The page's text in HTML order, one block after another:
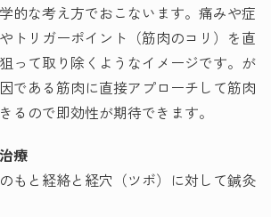
的な考え方でおこないます。痛みや症
トリガーポイント（筋肉のコリ）を直
って取り除くようなイメージです。が
である筋肉に直接アプローチして筋肉
るので即効性が期待できます。
療
もと経絡と経穴（ツボ）に対して鍼灸